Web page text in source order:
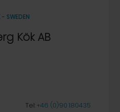
- SWEDEN
Kök AB
Tel:+46 (0)90 180435